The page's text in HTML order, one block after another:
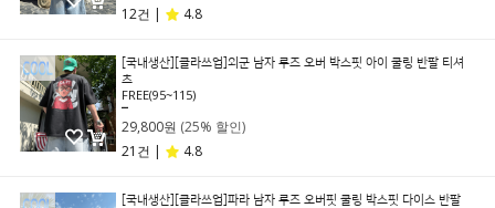
12건 |
4.8
[국내생산][클라쓰업]외군 남자 루즈 오버 박스핏 아이 쿨링 반팔 티셔
츠
FREE(95~115)
29,800원 (25% 할인)
21건 |
4.8
[국내생산][클라쓰업]파라 남자 루즈 오버핏 쿨링 박스핏 다이스 반팔